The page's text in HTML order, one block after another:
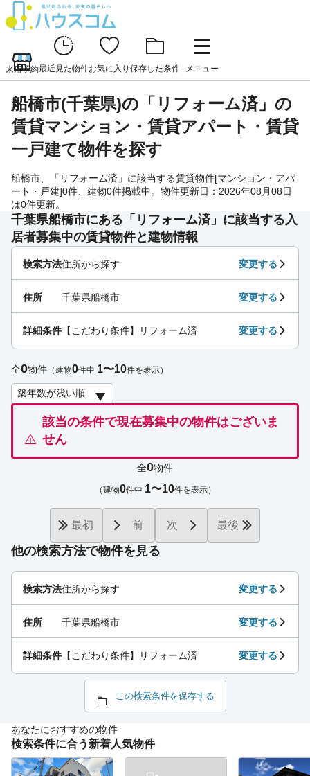
来店予約最近見た物件お気に入り 保存した条件 メニュー
船橋市(千葉県)の「リフォーム済」の
賃貸マンション・賃貸アパート・賃貸
一戸建て物件を探す
船橋市、「リフォーム済」に該当する賃貸物件[マンション・アパ
ート・戸建]0件、建物0件掲載中。物件更新日：2026年08月08日
は0件更新。
千葉県船橋市にある「リフォーム済」に該当する入
居者募集中の賃貸物件と建物情報
該当の条件で現在募集中の物件はございま
せん
検索方法住所から探す 変更する
住所 千葉県船橋市 変更する
詳細条件 【こだわり条件】リフォーム済 変更する
全0物件 （建物0件中 1〜10件を表示）
他の検索方法で物件を見る
検索方法住所から探す 変更する
住所 千葉県船橋市 変更する
詳細条件 【こだわり条件】リフォーム済 変更する
この検索条件を保存する
全0物件
（建物0件中 1〜10件を表示）
最初 前 次 最後
あなたにおすすめの物件
検索条件に合う新着人気物件